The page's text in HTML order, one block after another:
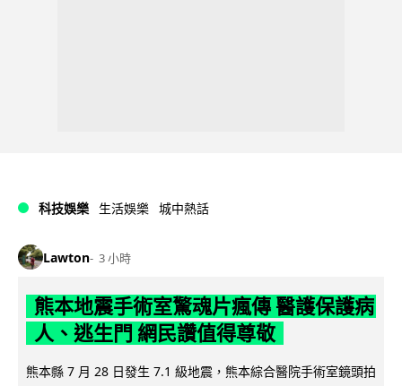
科技娛樂 生活娛樂 城中熱話
Lawton 3 小時
熊本地震手術室驚魂片瘋傳 醫護保護病
人、逃生門 網民讚值得尊敬
熊本縣 7 月 28 日發生 7.1 級地震，熊本綜合醫院手術室鏡頭拍